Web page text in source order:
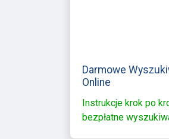
Darmowe
Online
Instrukcje krok po
bezpłatne